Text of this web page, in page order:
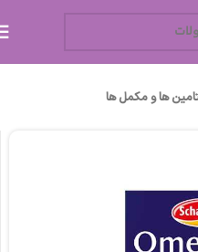
ها و مکمل ها